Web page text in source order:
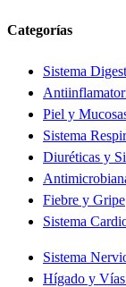
Categorías
Sistema
Piel y
Sistema
Diuréticas y
Fiebre y Gripe
Sistema
Sistema
Hígado y